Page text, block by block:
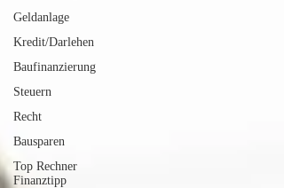
Geldanlage
Kredit/Darlehen
Baufinanzierung
Steuern
Recht
Bausparen
Top Rechner
Finanztipp